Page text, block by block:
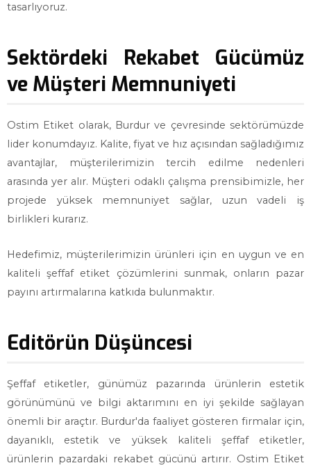
tasarlıyoruz.
Sektördeki Rekabet Gücümüz
ve Müşteri Memnuniyeti
Ostim Etiket olarak, Burdur ve çevresinde sektörümüzde
lider konumdayız. Kalite, fiyat ve hız açısından sağladığımız
avantajlar, müşterilerimizin tercih edilme nedenleri
arasında yer alır. Müşteri odaklı çalışma prensibimizle, her
projede yüksek memnuniyet sağlar, uzun vadeli iş
birlikleri kurarız.
Hedefimiz, müşterilerimizin ürünleri için en uygun ve en
kaliteli şeffaf etiket çözümlerini sunmak, onların pazar
payını artırmalarına katkıda bulunmaktır.
Editörün Düşüncesi
Şeffaf etiketler, günümüz pazarında ürünlerin estetik
görünümünü ve bilgi aktarımını en iyi şekilde sağlayan
önemli bir araçtır. Burdur'da faaliyet gösteren firmalar için,
dayanıklı, estetik ve yüksek kaliteli şeffaf etiketler,
ürünlerin pazardaki rekabet gücünü artırır. Ostim Etiket